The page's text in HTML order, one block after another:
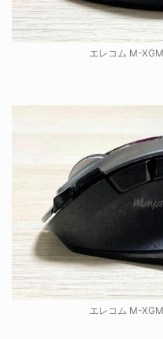
エレコム M-
エレコム M-